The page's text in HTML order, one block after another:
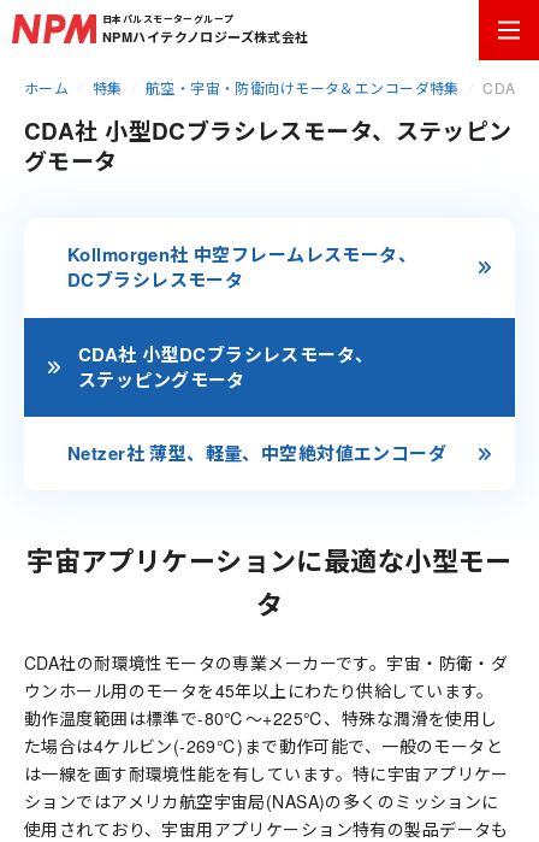
日本パルスモーターグループ
NPMハイテクノロジーズ株式会社
ホーム 特集 航空・宇宙・防衛向けモータ＆エンコーダ特集 CDA社
CDA社 小型DCブラシレスモータ、ステッピン
グモータ
Kollmorgen社 中空フレームレスモータ、
DCブラシレスモータ
CDA社 小型DCブラシレスモータ、
ステッピングモータ
Netzer社薄型、軽量、中空絶対値エンコーダ
宇宙アプリケーションに最適な小型モー
タ
CDA社の耐環境性モータの専業メーカーです。宇宙・防衛・ダ
ウンホール用のモータを45年以上にわたり供給しています。
動作温度範囲は標準で-80℃～+225℃、特殊な潤滑を使用し
た場合は4ケルビン(-269℃)まで動作可能で、一般のモータと
は一線を画す耐環境性能を有しています。特に宇宙アプリケー
ションではアメリカ航空宇宙局(NASA)の多くのミッションに
使用されており、宇宙用アプリケーション特有の製品データも